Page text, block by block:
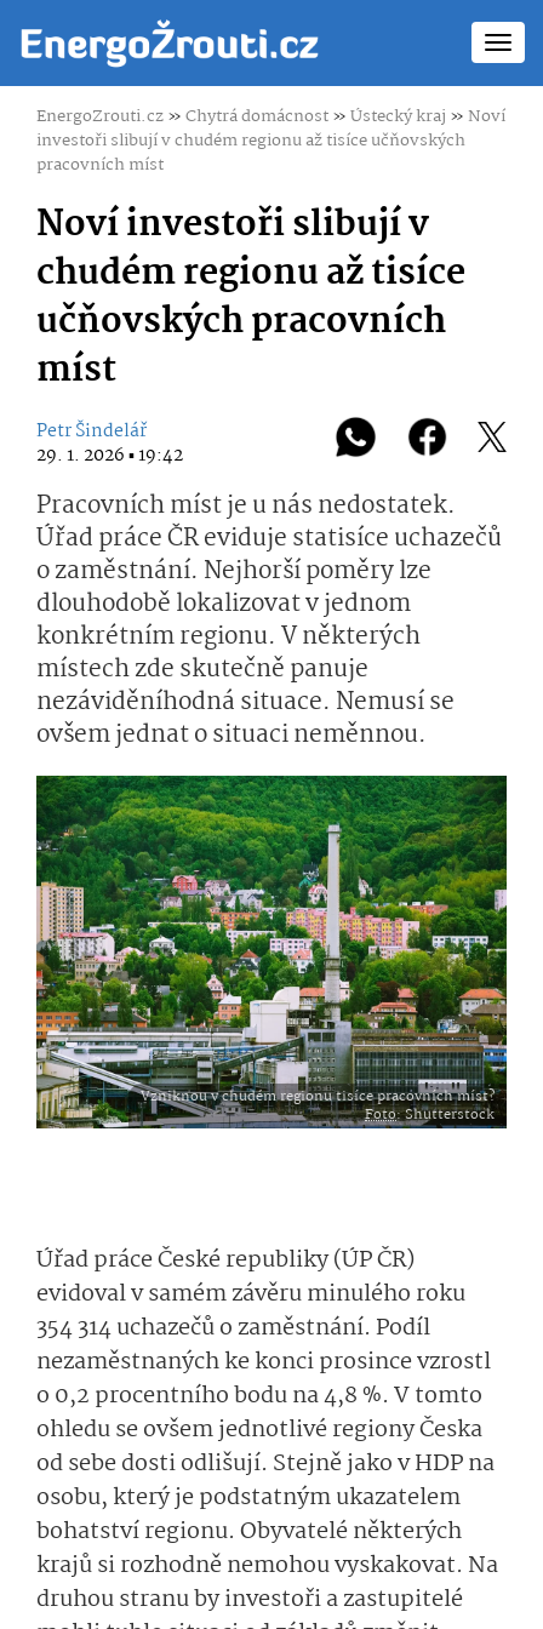
EnergoZrouti.cz»Chytrá domácnost»Ústecký kraj »Noví
investoři slibují v chudém regionu až tisíce učňovských
pracovních míst
Noví investoři slibují v
chudém regionu až tisíce
učňovských pracovních
míst
Petr Šindelář
29. 1. 2026 ▪ 19:42
Pracovních míst je u nás nedostatek.
Úřad práce ČR eviduje statisíce uchazečů
o zaměstnání. Nejhorší poměry lze
dlouhodobě lokalizovat v jednom
konkrétním regionu. V některých
místech zde skutečně panuje
nezáviděníhodná situace. Nemusí se
ovšem jednat o situaci neměnnou.
Vzniknou v chudém regionu tisíce pracovních míst?
Foto: Shutterstock
Úřad práce České republiky (ÚP ČR)
evidoval v samém závěru minulého roku
354 314 uchazečů o zaměstnání. Podíl
nezaměstnaných ke konci prosince vzrostl
o 0,2 procentního bodu na 4,8 %. V tomto
ohledu se ovšem jednotlivé regiony Česka
od sebe dosti odlišují. Stejně jako v HDP na
osobu, který je podstatným ukazatelem
bohatství regionu. Obyvatelé některých
krajů si rozhodně nemohou vyskakovat. Na
druhou stranu by investoři a zastupitelé